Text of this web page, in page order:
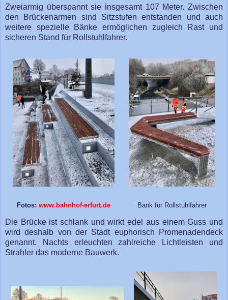
Zweiarmig überspannt sie insgesamt 107 Meter. Zwischen
den Brückenarmen sind Sitzstufen entstanden und auch
weitere spezielle Bänke ermöglichen zugleich Rast und
sicheren Stand für Rollstuhlfahrer.
Fotos: www.bahnhof-erfurt.de Bank für Rollstuhlfahrer
Die Brücke ist schlank und wirkt edel aus einem Guss und
wird deshalb von der Stadt euphorisch Promenadendeck
genannt. Nachts erleuchten zahlreiche Lichtleisten und
Strahler das moderne Bauwerk.